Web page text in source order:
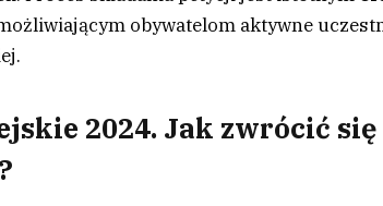
obywatelom aktywne
2024. Jak zwrócić